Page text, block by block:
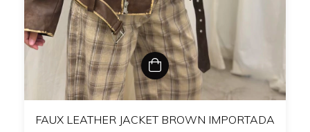
FAUX LEATHER JACKET BROWN IMPORTADA